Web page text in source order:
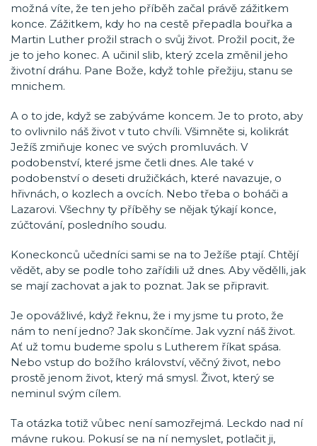
možná víte, že ten jeho příběh začal právě zážitkem
konce. Zážitkem, kdy ho na cestě přepadla bouřka a
Martin Luther prožil strach o svůj život. Prožil pocit, že
je to jeho konec. A učinil slib, který zcela změnil jeho
životní dráhu. Pane Bože, když tohle přežiju, stanu se
mnichem.
A o to jde, když se zabýváme koncem. Je to proto, aby
to ovlivnilo náš život v tuto chvíli. Všimněte si, kolikrát
Ježíš zmiňuje konec ve svých promluvách. V
podobenství, které jsme četli dnes. Ale také v
podobenství o deseti družičkách, které navazuje, o
hřivnách, o kozlech a ovcích. Nebo třeba o boháči a
Lazarovi. Všechny ty příběhy se nějak týkají konce,
zúčtování, posledního soudu.
Koneckonců učedníci sami se na to Ježíše ptají. Chtějí
vědět, aby se podle toho zařídili už dnes. Aby vědělli, jak
se mají zachovat a jak to poznat. Jak se připravit.
Je opovážlivé, když řeknu, že i my jsme tu proto, že
nám to není jedno? Jak skončíme. Jak vyzní náš život.
Ať už tomu budeme spolu s Lutherem říkat spása.
Nebo vstup do božího království, věčný život, nebo
prostě jenom život, který má smysl. Život, který se
neminul svým cílem.
Ta otázka totiž vůbec není samozřejmá. Leckdo nad ní
mávne rukou. Pokusí se na ní nemyslet, potlačit ji,